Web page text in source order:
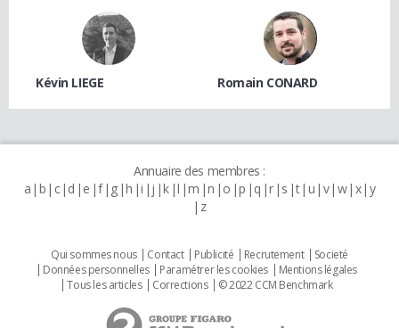
Kévin LIEGE Romain CONARD
Annuaire des membres :
a b c d e f g h i j k l m n o p q r s t u v w x y
z
Qui sommes nous Contact Publicité Recrutement
Societé
Données personnelles
Paramétrer les cookies
Mentions légales
Tous les articles
Corrections © 2022 CCM Benchmark